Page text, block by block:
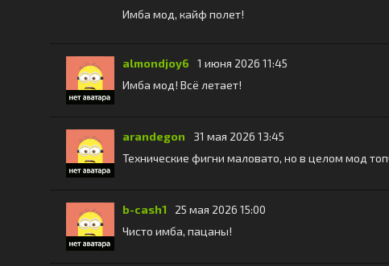
Имба мод, кайф полет!
almondjoy6
1 июня 2026 11:45
Имба мод! Всё летает!
arandegon
31 мая 2026 13:45
Технические фигни маловато, но в целом мод
b-cash1
25 мая 2026 15:00
Чисто имба, пацаны!